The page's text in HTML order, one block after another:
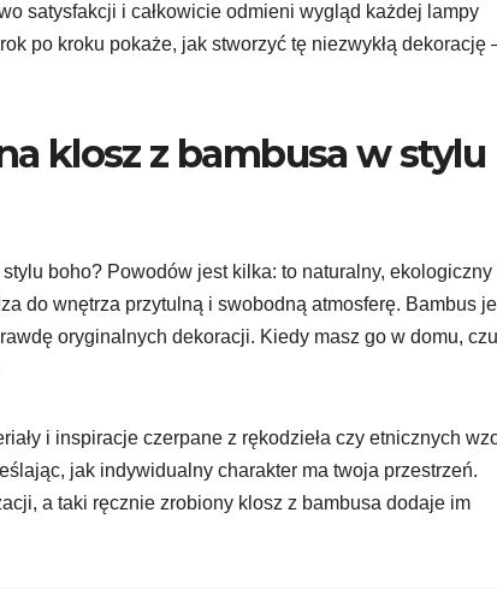
satysfakcji i całkowicie odmieni wygląd każdej lampy
po kroku pokaże, jak stworzyć tę niezwykłą dekorację
klosz z bambusa w stylu
boho? Powodów jest kilka: to naturalny, ekologiczny
do wnętrza przytulną i swobodną atmosferę. Bambus
oryginalnych dekoracji. Kiedy masz go w domu,
i inspiracje czerpane z rękodzieła czy etnicznych
jak indywidualny charakter ma twoja przestrzeń.
a taki ręcznie zrobiony klosz z bambusa dodaje im